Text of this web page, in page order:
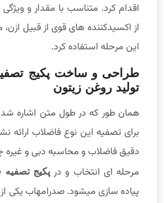
اقدام کرد. متناسب با مقدار و
این مرحله استفاده کرد.
طراحی و ساخت پکیج
تولید روغن زیتون
همان طور که در طول متن اشاره
برای تصفیه این نوع فاضلاب ارائه
دقیق فاضلاب و محاسبه دبی و غیره
مرحله ای انتخاب و درپکیج
پیاده سازی میشود. صدرامهاب یکی